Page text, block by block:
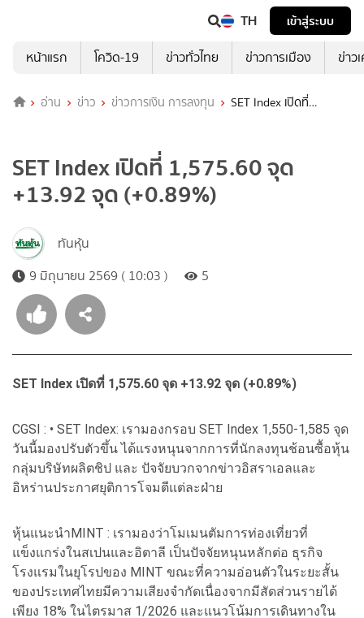
TH
เข้าสู่ระบบ
หน้าแรก
โควิด-19 ข่าวทั่วไทย ข่าวการเมือง ข่าว
อ่าน ข่าว ข่าวการเงิน การลงทุน
SET Index เปิดที่
SET Index เปิดที่ 1,575.60 จุด
+13.92 จุด (+0.89%)
ทันหุ้น
9 มิถุนายน 2569 ( 10:03 )
5
SET Index เปิดที่ 1,575.60 จุด +13.92 จุด (+0.89%)
CGSI : • SET Index: เรามองกรอบ SET Index 1,550-1,585 จุด
วันนี้มองปรับตัวขึ้น ได้แรงหนุนจากการที่นักลงทุนช้อนซื้อหุ้น
กลุ่มบริษัทผลิตชิป และ ปัจจัยบวกจากข่าวอิสราเอลและ
อิหร่านประกาศยุติการโจมตีแต่ละฝ่าย
หุ้นแนะนำMINT : เรามองว่าโมเมนตัมการท่องเที่ยวที่
แข็งแกร่งในสเปนและอิตาลี เป็นปัจจัยหนุนหลักต่อ ธุรกิจ
โรงแรมในยุโรปของ MINT ขณะที่ความอ่อนตัวในระยะสั้น
ของประเทศไทยมีความเสียงจำกัดเนื่องจากมีสัดส่วนรายได้
เพียง 18% ในไตรมาส 1/2026 และแนวโน้มการเดินทางใน